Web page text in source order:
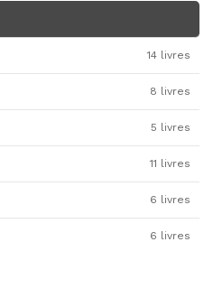
14 livres
8 livres
5 livres
11 livres
6 livres
6 livres